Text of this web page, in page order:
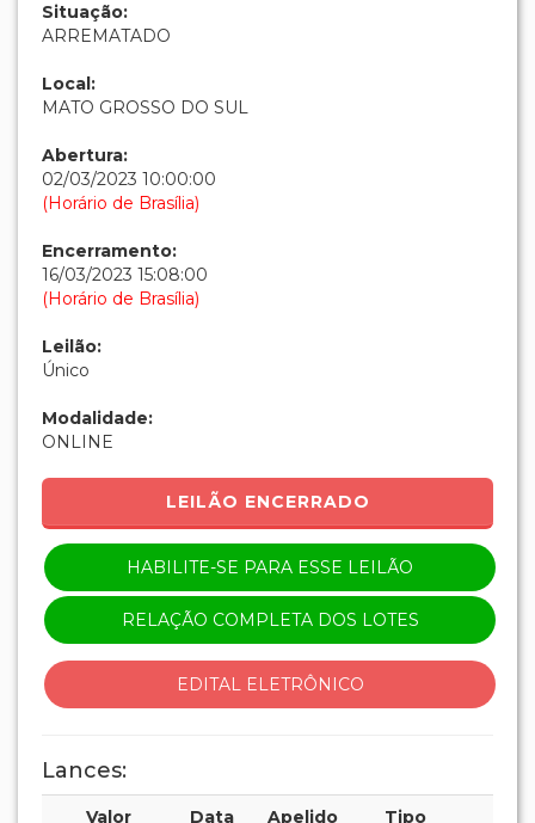
Situação:
ARREMATADO
Local:
MATO GROSSO DO SUL
Abertura:
02/03/2023 10:00:00
(Horário de Brasília)
Encerramento:
16/03/2023 15:08:00
(Horário de Brasília)
Leilão:
Único
Modalidade:
ONLINE
LEILÃO ENCERRADO
HABILITE-SE PARA ESSE LEILÃO
RELAÇÃO COMPLETA DOS LOTES
EDITAL ELETRÔNICO
Lances:
Valor Data Apelido Tipo